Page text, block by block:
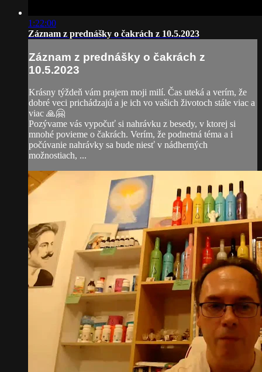
1:22:00
Záznam z prednášky o čakrách z 10.5.2023
Záznam z prednášky o čakrách z
10.5.2023
Krásny týždeň vám prajem moji milí. Čas uteká a verím, že
dobré veci prichádzajú a je ich vo vašich životoch stále viac a
viac 🙏🤗
Pozývame vás vypočuť si nahrávku z besedy, v ktorej si
mnohé povieme o čakrách. Verím, že podnetná téma a i
počúvanie nahrávky sa bude niesť v nádherných
možnostiach, ...